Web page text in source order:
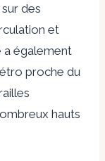
des
et
a également
proche du
hauts